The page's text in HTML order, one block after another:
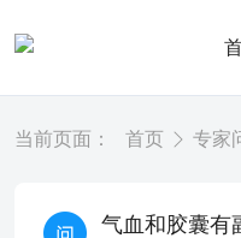
当前页面： 首页 专家
气血和胶囊有